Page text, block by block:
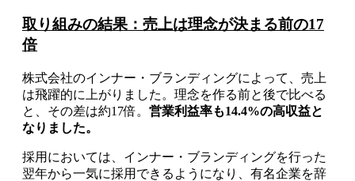
取り組みの結果：売上は理念が決まる前の17
倍
株式会社のインナー・ブランディングによって、売上
は飛躍的に上がりました。理念を作る前と後で比べる
と、その差は約17倍。 営業利益率も14.4%の高収益と
なりました。
採用においては、インナー・ブランディングを行った
翌年から一気に採用できるようになり、有名企業を辞